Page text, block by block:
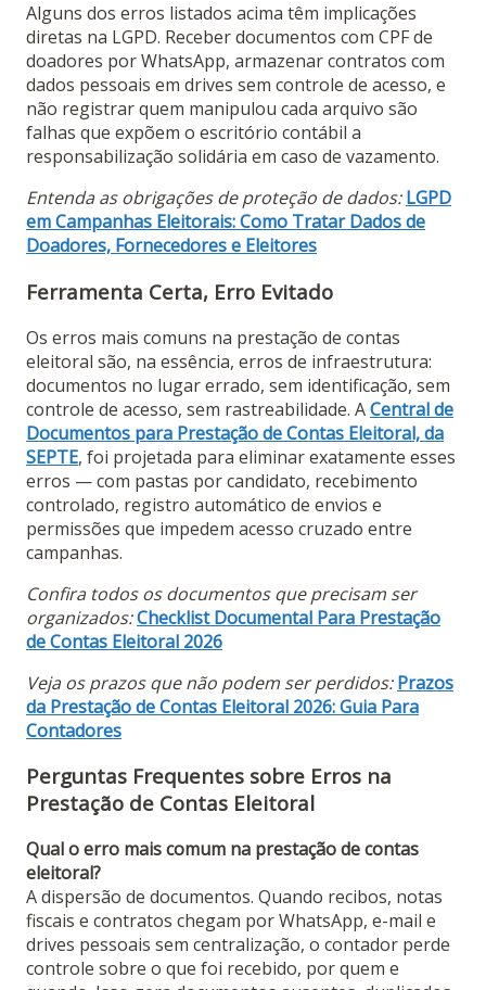
Alguns dos erros listados acima têm implicações
diretas na LGPD. Receber documentos com CPF de
doadores por WhatsApp, armazenar contratos com
dados pessoais em drives sem controle de acesso, e
não registrar quem manipulou cada arquivo são
falhas que expõem o escritório contábil a
responsabilização solidária em caso de vazamento.
Entenda as obrigações de proteção de dados: LGPD
em Campanhas Eleitorais: Como Tratar Dados de
Doadores, Fornecedores e Eleitores
Ferramenta Certa, Erro Evitado
Os erros mais comuns na prestação de contas
eleitoral são, na essência, erros de infraestrutura:
documentos no lugar errado, sem identificação, sem
controle de acesso, sem rastreabilidade. ACentral de
Documentos para Prestação de Contas Eleitoral, da
SEPTE, foi projetada para eliminar exatamente esses
erros — com pastas por candidato, recebimento
controlado, registro automático de envios e
permissões que impedem acesso cruzado entre
campanhas.
Confira todos os documentos que precisam ser
organizados:Checklist Documental Para Prestação
de Contas Eleitoral 2026
Veja os prazos que não podem ser perdidos: Prazos
da Prestação de Contas Eleitoral 2026: Guia Para
Contadores
Perguntas Frequentes sobre Erros na
Prestação de Contas Eleitoral
Qual o erro mais comum na prestação de contas
eleitoral?
A dispersão de documentos. Quando recibos, notas
fiscais e contratos chegam por WhatsApp, e-mail e
drives pessoais sem centralização, o contador perde
controle sobre o que foi recebido, por quem e